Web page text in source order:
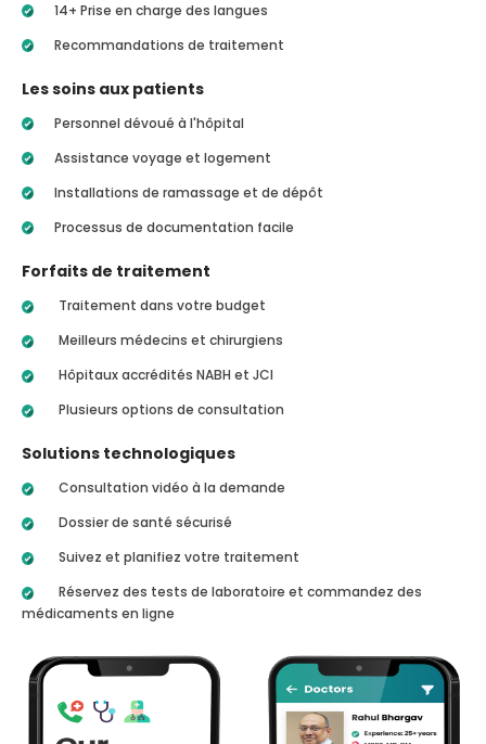
14+ Prise en charge des langues
Recommandations de traitement
Les soins aux patients
Personnel dévoué à l'hôpital
Assistance voyage et logement
Installations de ramassage et de dépôt
Processus de documentation facile
Forfaits de traitement
Traitement dans votre budget
Meilleurs médecins et chirurgiens
Hôpitaux accrédités NABH et JCI
Plusieurs options de consultation
Solutions technologiques
Consultation vidéo à la demande
Dossier de santé sécurisé
Suivez et planifiez votre traitement
Réservez des tests de laboratoire et commandez des
médicaments en ligne